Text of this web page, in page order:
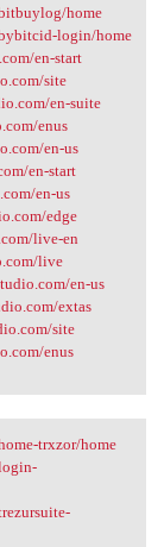
home
login/home
en-start
site
en-suite
enus
en-us
en-start
en-us
edge
live-en
live
en-us
extas
site
enus
trxzor/home